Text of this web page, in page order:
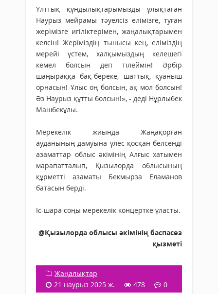
Ұлттық құндылықтарымызды ұлықтаған
Наурыз мейрамы тәуелсіз елімізге, туған
жерімізге игіліктерімен, жаңалықтарымен
келсін! Жеріміздің тынысы кең, еліміздің
мерейі үстем, халқымыздың келешегі
кемел болсын деп тілеймін! Әрбір
шаңыраққа бақ-береке, шаттық, қуаныш
орнасын! Ұлыс оң болсын, ақ мол болсын!
Әз Наурыз құтты болсын!», - деді Нұрлыбек
Машбекұлы.
Мерекелік жиында Жаңақорған
ауданының дамуына үлес қосқан белсенді
азаматтар облыс әкімінің Алғыс хатымен
марапатталып, Қызылорда облысының
құрметті азаматы Бекмырза Еламанов
батасын берді.
Іс-шара соңы мерекелік концертке ұласты.
@Қызылорда облысы әкімінің баспасөз
қызметі
Жаңалықтар
21 наурыз 2025 ж.
478 0